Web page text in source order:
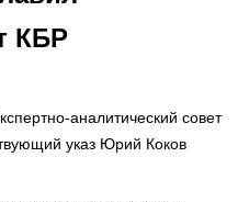
КБР
аналитический совет
указ Юрий Коков